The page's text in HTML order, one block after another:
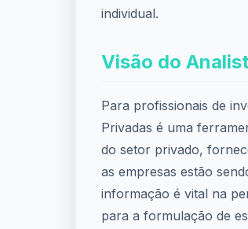
individual.
Visão do
Para profissionais de
Privadas é uma
do setor privado,
as empresas estão
informação é vital na
para a formulação de